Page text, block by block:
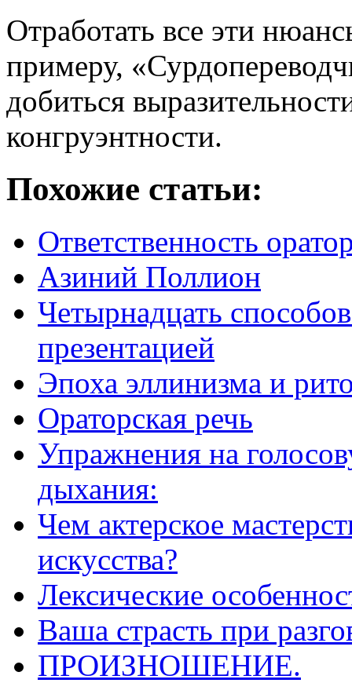
Отработать все эти
примеру,
добиться
конгруэнтности.
Похожие статьи:
Ответственность
Азиний Поллион
Четырнадцать
презентацией
Эпоха эллинизма и
Ораторская речь
Упражнения на
дыхания:
Чем актерское
искусства?
Лексические
Ваша страсть при
ПРОИЗНОШЕНИЕ.